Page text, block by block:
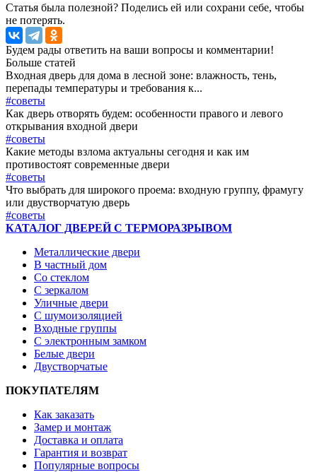
Статья была полезной? Поделись ей или сохрани себе, чтобы
не потерять.
Будем рады ответить на ваши вопросы и комментарии!
Больше статей
Входная дверь для дома в лесной зоне: влажность, тень,
перепады температуры и требования к...
#советы
Как дверь отворять будем: особенности правого и левого
открывания входной двери
#советы
Какие методы взлома актуальны сегодня и как им
противостоят современные двери
#советы
Что выбрать для широкого проема: входную группу, фрамугу
или двустворчатую дверь
#советы
КАТАЛОГ ДВЕРЕЙ С ТЕРМОРАЗРЫВОМ
Металлические двери
В частный дом
Со стеклом
С зеркалом
Уличные двери
С шумоизоляцией
Входные группы
С электронным замком
Белые двери
Двустворчатые
ПОКУПАТЕЛЯМ
Как заказать
Замер и монтаж
Доставка и оплата
Гарантия и возврат
Популярные вопросы